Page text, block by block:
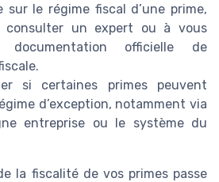
sur le régime fiscal d’une prime,
consulter un expert ou à vous
officielle de
si certaines primes peuvent
d’exception, notamment via
entreprise ou le système du
la fiscalité de vos primes passe